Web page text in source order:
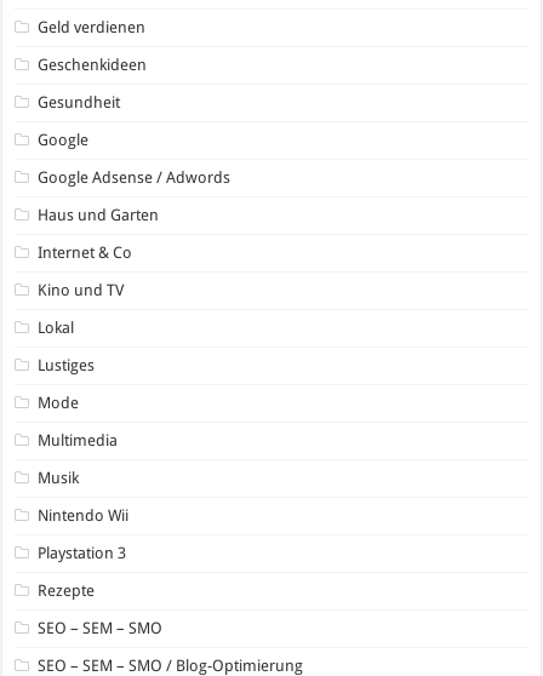
Geld verdienen
Geschenkideen
Gesundheit
Google
Google Adsense / Adwords
Haus und Garten
Internet & Co
Kino und TV
Lokal
Lustiges
Mode
Multimedia
Musik
Nintendo Wii
Playstation 3
Rezepte
SEO – SEM – SMO
SEO – SEM – SMO / Blog-Optimierung